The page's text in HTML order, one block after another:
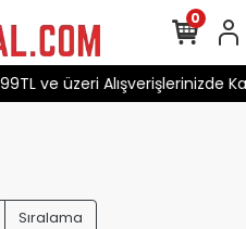
ve üzeri Alışverişlerinizde
0
Sıralama